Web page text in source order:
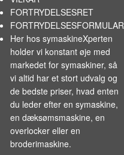
FORTRYDELSESRET
FORTRYDELSESFORMULAR
Her hos symaskineXperten
holder vi konstant øje med
markedet forsymaskiner, så
vi altid har et stort udvalg og
de bedste priser, hvad enten
du leder efter en symaskine,
en dæksømsmaskine, en
overlocker eller en
broderimaskine.